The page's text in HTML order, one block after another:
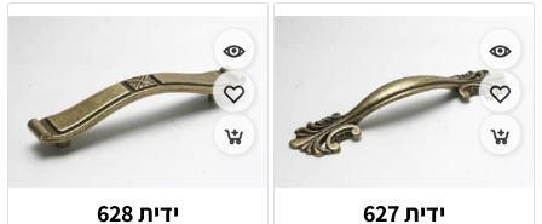
ידית 627 ידית 628